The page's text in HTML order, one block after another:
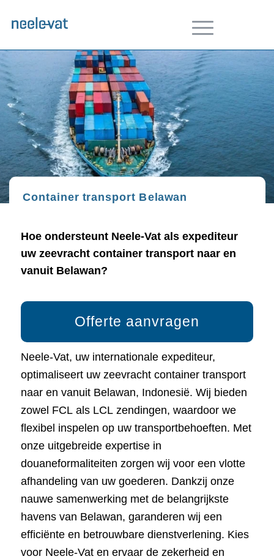
Container transport Belawan
Hoe ondersteunt Neele-Vat als expediteur
uw zeevracht container transport naar en
vanuit Belawan?
Offerte aanvragen
Neele-Vat, uw internationale expediteur,
optimaliseert uw zeevracht container transport
naar en vanuit Belawan, Indonesië. Wij bieden
zowel FCL als LCL zendingen, waardoor we
flexibel inspelen op uw transportbehoeften. Met
onze uitgebreide expertise in
douaneformaliteiten zorgen wij voor een vlotte
afhandeling van uw goederen. Dankzij onze
nauwe samenwerking met de belangrijkste
havens van Belawan, garanderen wij een
efficiënte en betrouwbare dienstverlening. Kies
voor Neele-Vat en ervaar de zekerheid en